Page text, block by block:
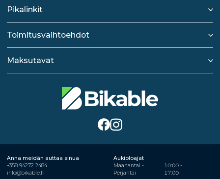
Pikalinkit
Toimitusvaihtoehdot
Maksutavat
Anna meidän auttaa sinua
+358 94272 2484
info@bikable.fi
Aukioloajat
Maanantai -
Perjantai
10:00 -
17:00